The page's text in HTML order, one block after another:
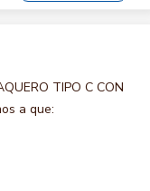
TIPO C CON
a que: